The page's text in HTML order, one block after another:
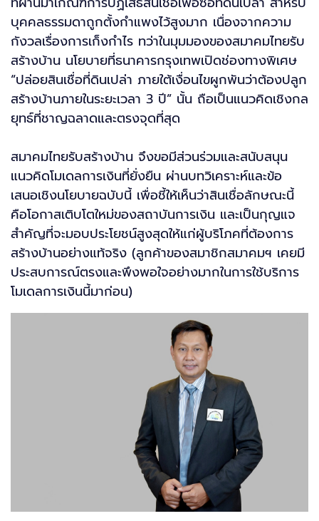
บุคคลธรรมดาถูกตั้งกำแพงไว้สูงมาก เนื่องจากความ
กังวลเรื่องการเก็งกำไร ทว่าในมุมมองของสมาคมไทยรับ
สร้างบ้าน นโยบายที่ธนาคารกรุงเทพเปิดช่องทางพิเศษ
“ปล่อยสินเชื่อที่ดินเปล่า ภายใต้เงื่อนไขผูกพันว่าต้องปลูก
สร้างบ้านภายในระยะเวลา 3 ปี” นั้น ถือเป็นแนวคิดเชิงกล
ยุทธ์ที่ชาญฉลาดและตรงจุดที่สุด
สมาคมไทยรับสร้างบ้าน จึงขอมีส่วนร่วมและสนับสนุน
แนวคิดโมเดลการเงินที่ยั่งยืน ผ่านบทวิเคราะห์และข้อ
เสนอเชิงนโยบายฉบับนี้ เพื่อชี้ให้เห็นว่าสินเชื่อลักษณะนี้
คือโอกาสเติบโตใหม่ของสถาบันการเงิน และเป็นกุญแจ
สำคัญที่จะมอบประโยชน์สูงสุดให้แก่ผู้บริโภคที่ต้องการ
สร้างบ้านอย่างแท้จริง (ลูกค้าของสมาชิกสมาคมฯ เคยมี
ประสบการณ์ตรงและพึงพอใจอย่างมากในการใช้บริการ
โมเดลการเงินนี้มาก่อน)